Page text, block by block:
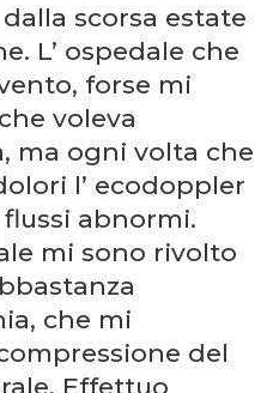
scorsa estate
L’ ospedale che
forse mi
voleva
ma ogni volta che
l’ ecodoppler
abnormi.
mi sono rivolto
che mi
del
Effettuo